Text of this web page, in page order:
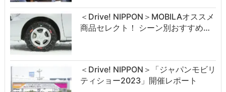
＜Drive! NIPPON＞MOBILAオススメ
商品セレクト！ シーン別おすすめ…
＜Drive! NIPPON＞「ジャパンモビリ
ティショー2023」開催レポート